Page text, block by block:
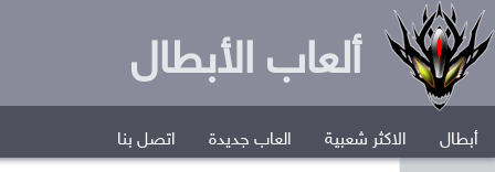
ألعاب الأبطال
أبطال الاكثر شعبية العاب جديدة اتصل بنا